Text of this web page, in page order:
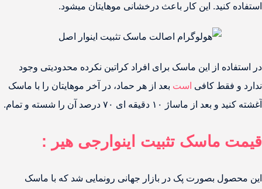
استفاده کنید. این کار باعث درخشانی موهایتان میشود.
در استفاده از این ماسک برای افراد کراتین نکرده محدودیتی وجود
ندارد و فقط کافی است بعد از هر حماد، در آخر موهایتان را با ماسک
آغشته کنید و بعد از ماساژ ۱۰ دقیقه ای ۷۰ درصد آن را شسته و تمام.
قیمت ماسک تثبیت اینوارجی هیر :
این محصول بصورت پک در بازار جهانی رونمایی شد که با ماسک